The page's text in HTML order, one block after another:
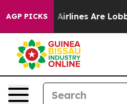
AGP PICKS
York... Airlines Are